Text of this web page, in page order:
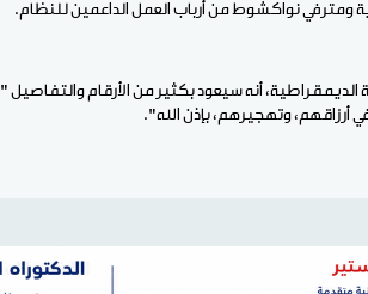
ومترفي نواكشوط من أرباب العمل الداعمين للنظام.
الديمقراطية، أنه سيعود بكثير من الأرقام
أرزاقهم، وتهجيرهم، بإذن الله".